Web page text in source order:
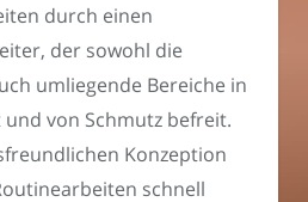
durch einen
der sowohl die
umliegende Bereiche in
von Schmutz befreit.
Konzeption
schnell